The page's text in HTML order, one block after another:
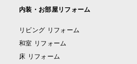
内装・お部屋リフォーム
リビング リフォーム
和室 リフォーム
床 リフォーム